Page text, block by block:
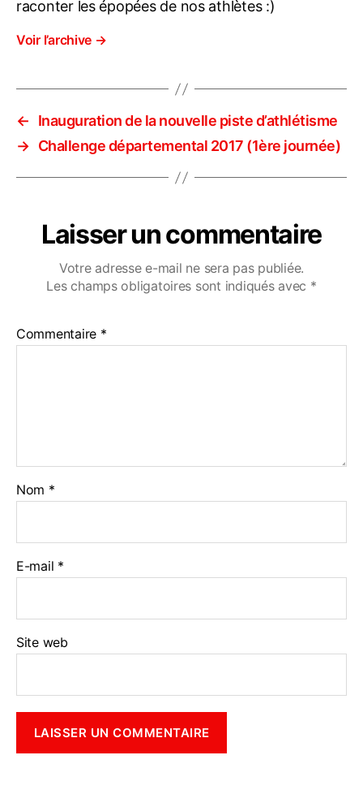
raconter les épopées de nos athlètes :)
Voir l’archive →
←
Inauguration de la nouvelle piste d’athlétisme
→ Challenge départemental 2017 (1ère journée)
Laisser un commentaire
Votre adresse e-mail ne sera pas publiée.
Les champs obligatoires sont indiqués avec *
Commentaire *
Nom *
E-mail *
Site web